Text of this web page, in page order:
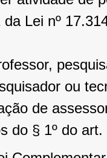
Lei nº
ou
de
do § 1º do